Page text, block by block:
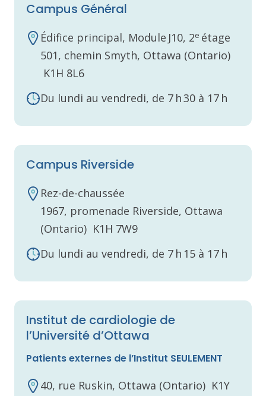
Campus Général
Édifice principal, Module J10, 2e étage
501, chemin Smyth, Ottawa (Ontario)
K1H 8L6
Du lundi au vendredi, de 7 h 30 à 17 h
Campus Riverside
Rez-de-chaussée
1967, promenade Riverside, Ottawa
(Ontario) K1H 7W9
Du lundi au vendredi, de 7 h 15 à 17 h
Institut de cardiologie de
l’Université d’Ottawa
Patients externes de l’Institut SEULEMENT
40, rue Ruskin, Ottawa (Ontario) K1Y